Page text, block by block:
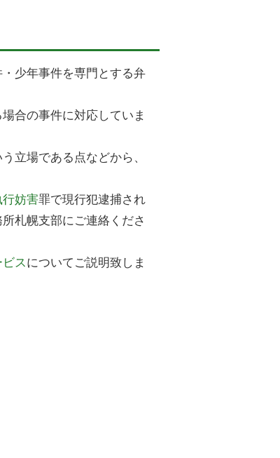
少年事件を専門とする弁
合の事件に対応していま
立場である点などから、
妨害罪で現行犯逮捕され
札幌支部にご連絡くださ
スについてご説明致しま